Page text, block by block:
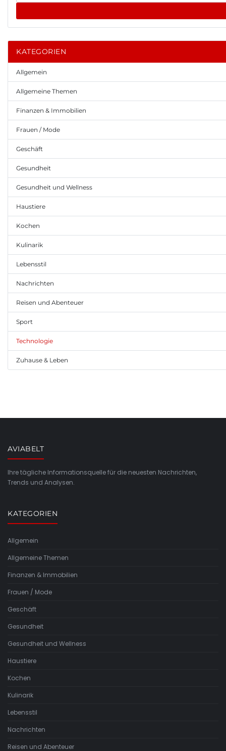
KATEGORIEN
Allgemein
Allgemeine Themen
Finanzen & Immobilien
Frauen / Mode
Geschäft
Gesundheit
Gesundheit und Wellness
Haustiere
Kochen
Kulinarik
Lebensstil
Nachrichten
Reisen und Abenteuer
Sport
Technologie
Zuhause & Leben
AVIABELT
Ihre tägliche Informationsquelle für die neuesten Nachrichten,
Trends und Analysen.
KATEGORIEN
Allgemein
Allgemeine Themen
Finanzen & Immobilien
Frauen / Mode
Geschäft
Gesundheit
Gesundheit und Wellness
Haustiere
Kochen
Kulinarik
Lebensstil
Nachrichten
Reisen und Abenteuer